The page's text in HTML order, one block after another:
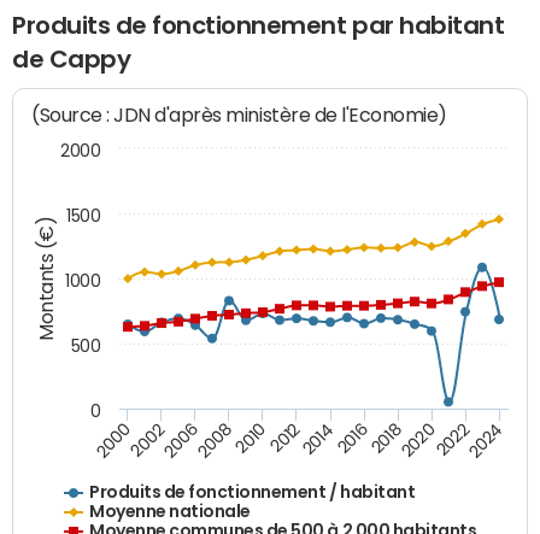
Produits de fonctionnement par habitant
de Cappy
Montants (€)
(Source : JDN d'après ministère de l'Economie)
Produits de fonctionnement / habitant
Moyenne nationale
200020022006200820102012201420162018202020222024
0
500
1000
1500
2000